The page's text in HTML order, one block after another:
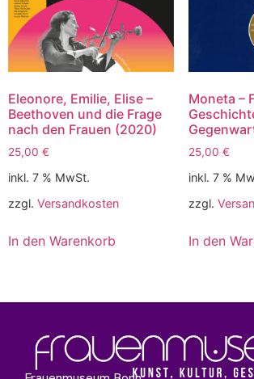
Eleonore, Emilie, Elise –
Beethoven und die Frage
nach den Frauen (2020)
25,00 €
inkl. 7 % MwSt.
zzgl. Versandkosten
In den Warenkorb
Moneta –
25,00 €
inkl. 7 %
zzgl.
In den